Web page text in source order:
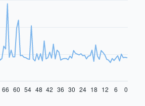
66 60 54 48 42 36 30 24 18 12 6 0